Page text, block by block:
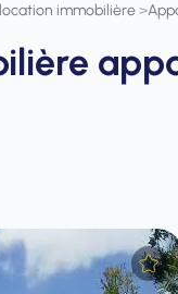
immobilière>